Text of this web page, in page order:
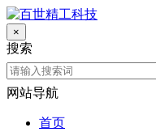
×
搜索
网站导航
首页